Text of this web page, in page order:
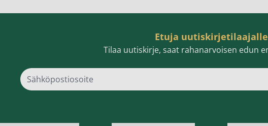
Etuja uutiskirjetilaajalle
Tilaa uutiskirje, saat rahanarvoisen edun